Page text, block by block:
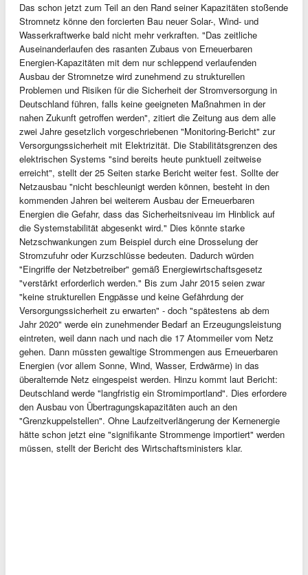
Das schon jetzt zum Teil an den Rand seiner Kapazitäten stoßende
Stromnetz könne den forcierten Bau neuer Solar-, Wind- und
Wasserkraftwerke bald nicht mehr verkraften. "Das zeitliche
Auseinanderlaufen des rasanten Zubaus von Erneuerbaren
Energien-Kapazitäten mit dem nur schleppend verlaufenden
Ausbau der Stromnetze wird zunehmend zu strukturellen
Problemen und Risiken für die Sicherheit der Stromversorgung in
Deutschland führen, falls keine geeigneten Maßnahmen in der
nahen Zukunft getroffen werden", zitiert die Zeitung aus dem alle
zwei Jahre gesetzlich vorgeschriebenen "Monitoring-Bericht" zur
Versorgungssicherheit mit Elektrizität. Die Stabilitätsgrenzen des
elektrischen Systems "sind bereits heute punktuell zeitweise
erreicht", stellt der 25 Seiten starke Bericht weiter fest. Sollte der
Netzausbau "nicht beschleunigt werden können, besteht in den
kommenden Jahren bei weiterem Ausbau der Erneuerbaren
Energien die Gefahr, dass das Sicherheitsniveau im Hinblick auf
die Systemstabilität abgesenkt wird." Dies könnte starke
Netzschwankungen zum Beispiel durch eine Drosselung der
Stromzufuhr oder Kurzschlüsse bedeuten. Dadurch würden
"Eingriffe der Netzbetreiber" gemäß Energiewirtschaftsgesetz
"verstärkt erforderlich werden." Bis zum Jahr 2015 seien zwar
"keine strukturellen Engpässe und keine Gefährdung der
Versorgungssicherheit zu erwarten" - doch "spätestens ab dem
Jahr 2020" werde ein zunehmender Bedarf an Erzeugungsleistung
eintreten, weil dann nach und nach die 17 Atommeiler vom Netz
gehen. Dann müssten gewaltige Strommengen aus Erneuerbaren
Energien (vor allem Sonne, Wind, Wasser, Erdwärme) in das
überalternde Netz eingespeist werden. Hinzu kommt laut Bericht:
Deutschland werde "langfristig ein Stromimportland". Dies erfordere
den Ausbau von Übertragungskapazitäten auch an den
"Grenzkuppelstellen". Ohne Laufzeitverlängerung der Kernenergie
hätte schon jetzt eine "signifikante Strommenge importiert" werden
müssen, stellt der Bericht des Wirtschaftsministers klar.